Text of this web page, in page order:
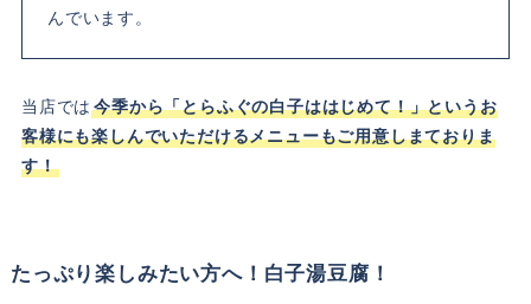
んでいます。
当店では今季から「とらふぐの白子ははじめて！」というお
客様にも楽しんでいただけるメニューもご用意しまておりま
す！
たっぷり楽しみたい方へ！白子湯豆腐！